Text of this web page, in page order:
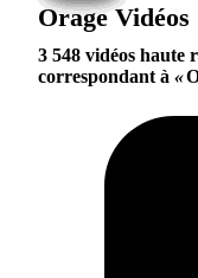
Orage Vidéos
3 548 vidéos haute
correspondant à